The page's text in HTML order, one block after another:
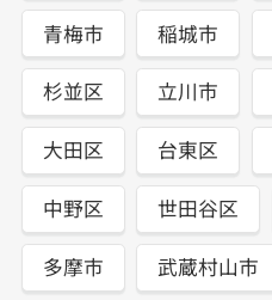
青梅市 稲城市
杉並区 立川市
大田区 台東区
中野区 世田谷区
多摩市 武蔵村山市